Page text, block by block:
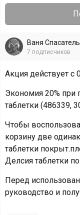
Ваня Спасатель
7 подписчиков
Акция действует с
Экономия 20% при
таблетки (486339,
Чтобы
корзину две
таблетки
Делсия таблетки
Перед
руководство и